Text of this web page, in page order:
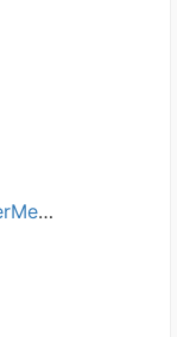
HyperMesh有限元网格培训，HyperMesh培训